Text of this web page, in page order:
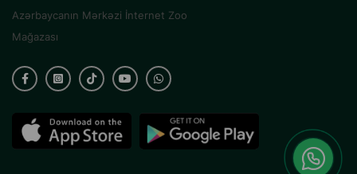
Azərbaycanın Mərkəzi İnternet Zoo
Mağazası